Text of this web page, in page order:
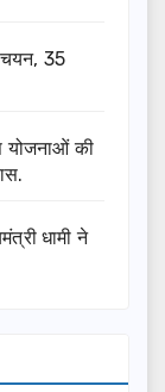
चयन, 35
योजनाओं की
धामी ने